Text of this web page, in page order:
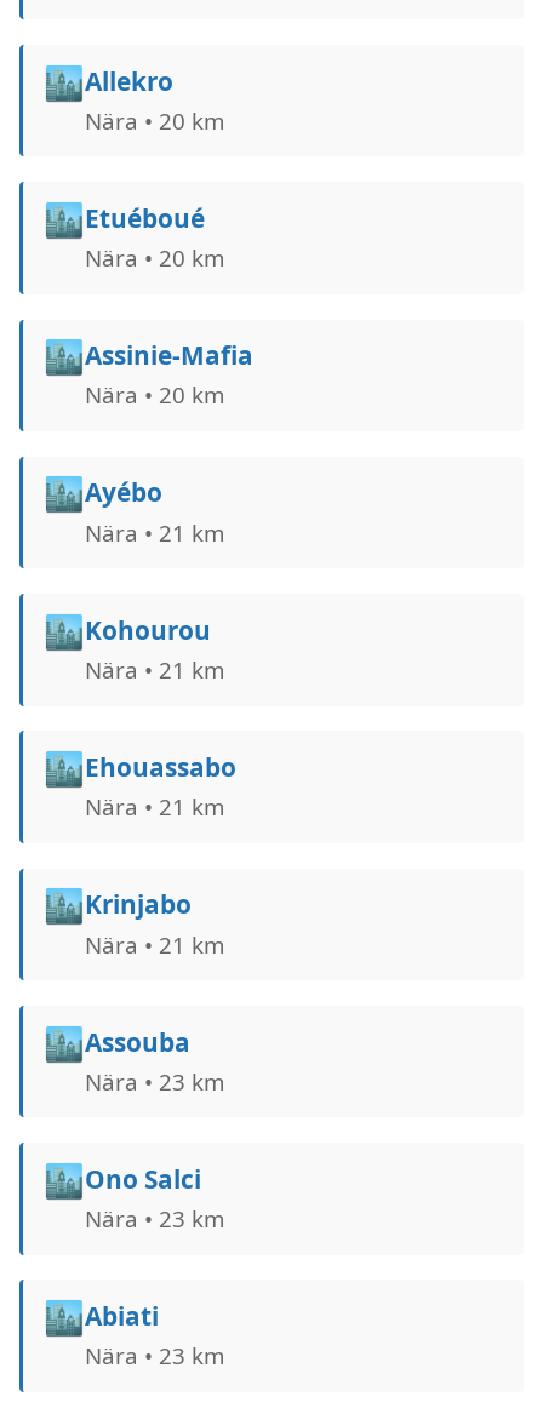
🏙️Allekro
Nära • 20 km
🏙️Etuéboué
Nära • 20 km
🏙️Assinie-Mafia
Nära • 20 km
🏙️Ayébo
Nära • 21 km
🏙️Kohourou
Nära • 21 km
🏙️Ehouassabo
Nära • 21 km
🏙️Krinjabo
Nära • 21 km
🏙️Assouba
Nära • 23 km
🏙️Ono Salci
Nära • 23 km
🏙️Abiati
Nära • 23 km